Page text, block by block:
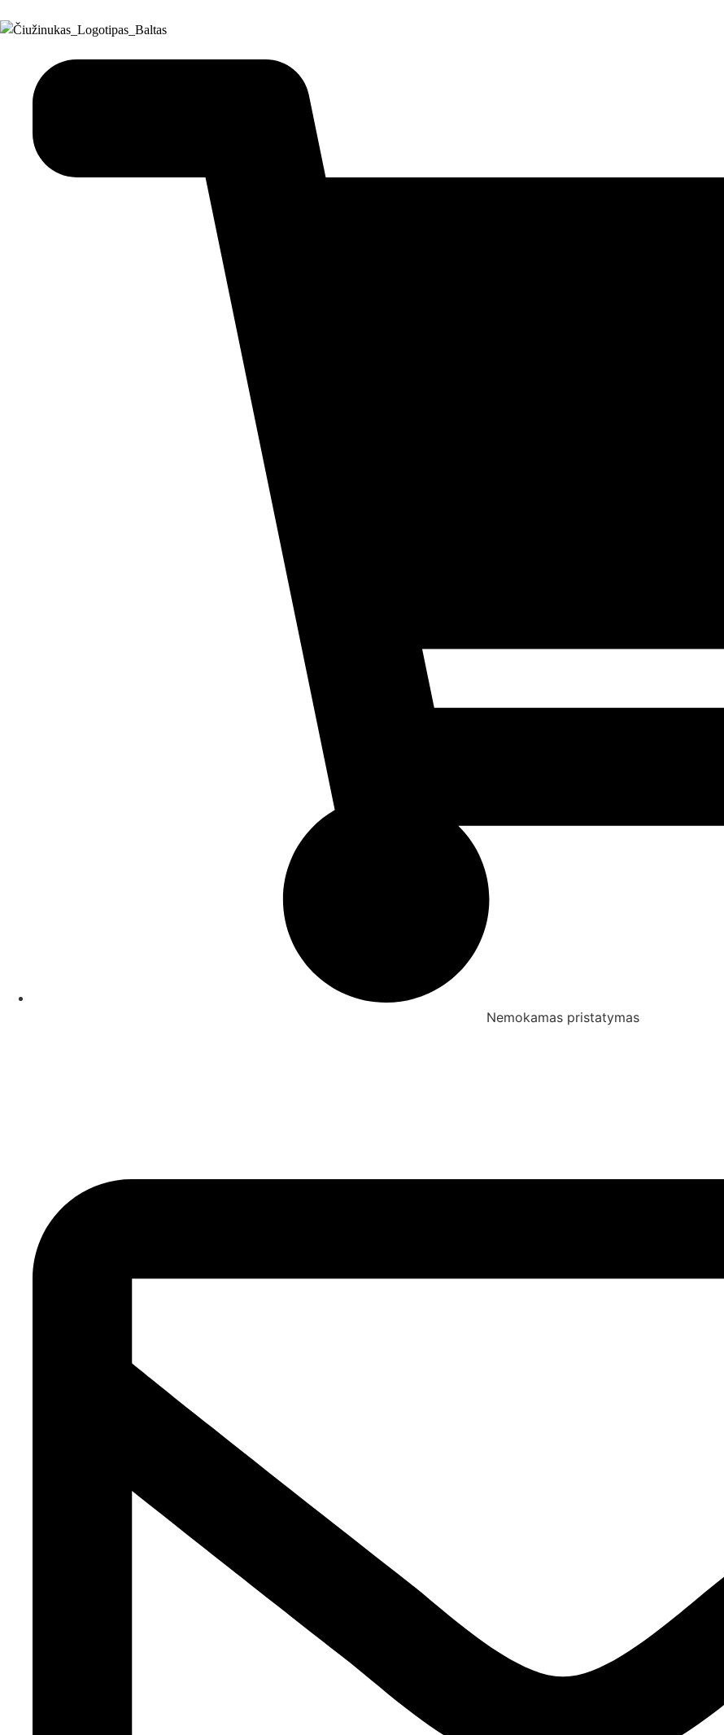
Nemokamas pristatymas